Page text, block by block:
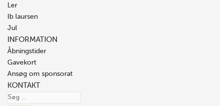
Ler
Ib laursen
Jul
INFORMATION
Åbningstider
Gavekort
Ansøg om sponsorat
KONTAKT